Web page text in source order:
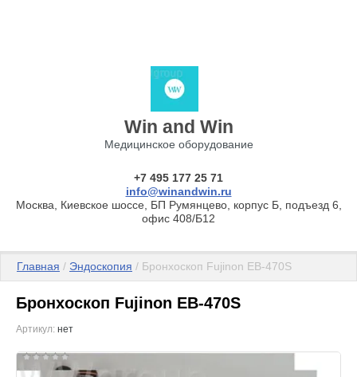
Win and Win
Медицинское оборудование
+7 495 177 25 71
info@winandwin.ru
Москва, Киевское шоссе, БП Румянцево, корпус Б, подъезд 6,
офис 408/Б12
Главная / Эндоскопия / Бронхоскоп Fujinon EB-470S
Бронхоскоп Fujinon EB-470S
Артикул: нет